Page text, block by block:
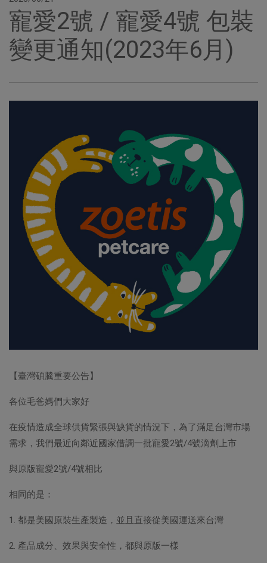
寵愛2號 / 寵愛4號 包裝
變更通知(2023年6月)
【臺灣碩騰重要公告】
各位毛爸媽們大家好
在疫情造成全球供貨緊張與缺貨的情況下，為了滿足台灣市場
需求，我們最近向鄰近國家借調一批寵愛2號/4號滴劑上市
與原版寵愛2號/4號相比
相同的是：
1. 都是美國原裝生產製造，並且直接從美國運送來台灣
2. 產品成分、效果與安全性，都與原版一樣